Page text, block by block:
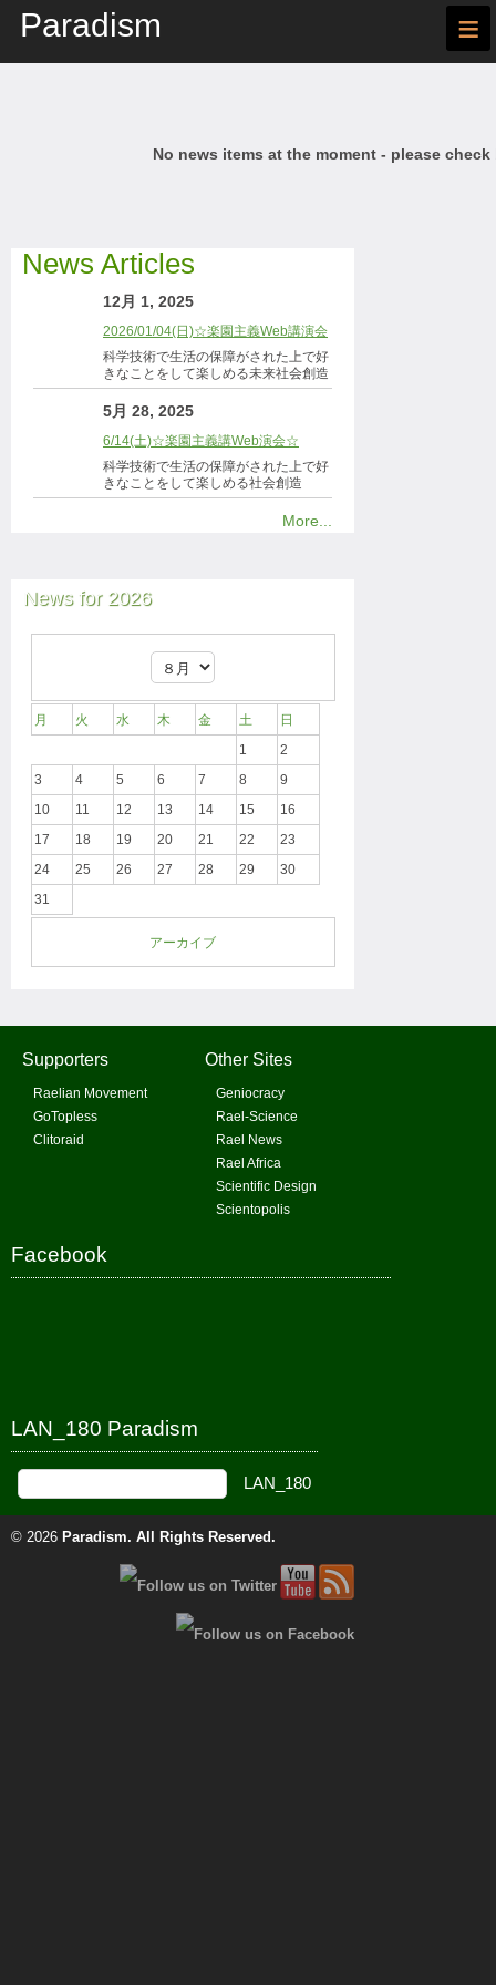
Paradism ≡
No news items at the moment - please
News Articles
12月 1, 2025
2026/01/04(日)☆楽園主義Web講演会
科学技術で生活の保障がされた上で好
きなことをして楽しめる未来社会創造
5月 28, 2025
6/14(土)☆楽園主義講Web演会☆
科学技術で生活の保障がされた上で好
きなことをして楽しめる社会創造
More...
News for 2026
月 火 水 木 金 土
日
1
2
3
4 5 6 7 8
9
10
11 12 13 14 15
16
17
18 19 20 21 22
23
24
25 26 27 28 29
30
31
アーカイブ
Supporters
Raelian Movement
GoTopless
Clitoraid
Other Sites
Geniocracy
Rael-Science
Rael News
Rael Africa
Scientific Design
Scientopolis
Facebook
LAN_180 Paradism
© 2026 Paradism. All Rights Reserved.